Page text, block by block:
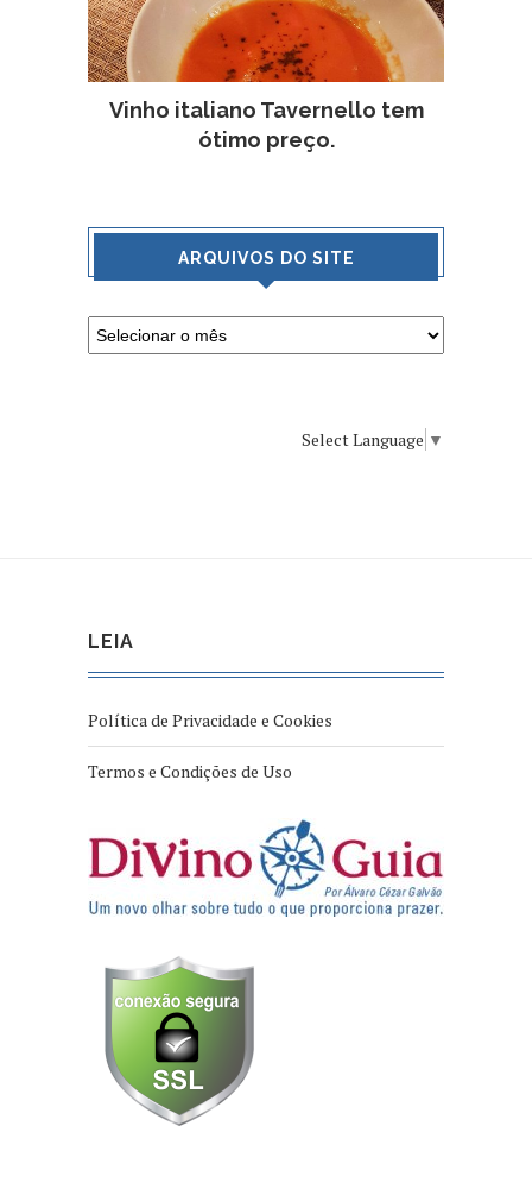
Vinho italiano Tavernello tem
ótimo preço.
ARQUIVOS DO SITE
Select Language ▼
LEIA
Política de Privacidade e Cookies
Termos e Condições de Uso